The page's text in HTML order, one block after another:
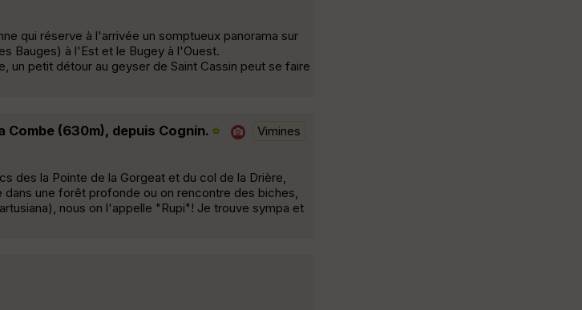
qui réserve à l'arrivée un somptueux panorama sur
Bauges) à l'Est et le Bugey à l'Ouest.
un petit détour au geyser de Saint Cassin peut se faire
Combe (630m), depuis Cognin. Vimines
des la Pointe de la Gorgeat et du col de la Drière,
une forêt profonde ou on rencontre des biches,
nous on l'appelle "Rupi"! Je trouve sympa et